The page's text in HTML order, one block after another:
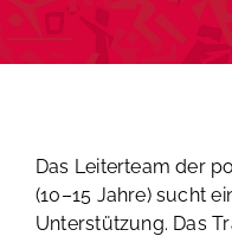
Das Leiterteam der
(10–15 Jahre) sucht
Unterstützung. Das